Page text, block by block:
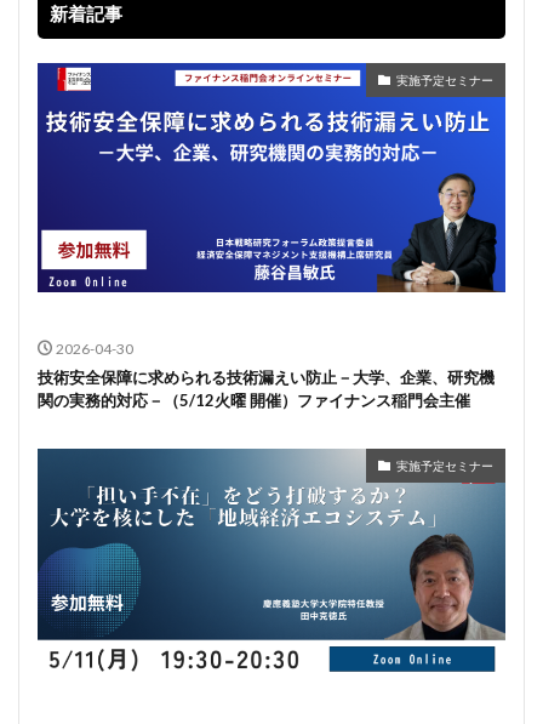
新着記事
実施予定セミナー
2026-04-30
技術安全保障に求められる技術漏えい防止－大学、企業、研究機
関の実務的対応－（5/12火曜 開催）ファイナンス稲門会主催
実施予定セミナー